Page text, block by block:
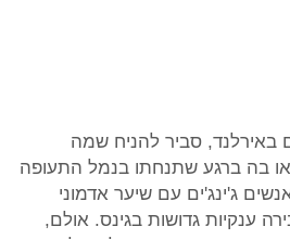
סביר להניח שמה
בה ברגע שתנחתו בנמל התעופה
ג'ינג'ים עם שיער אדמוני
ענקיות גדושות בגינס. אולם,